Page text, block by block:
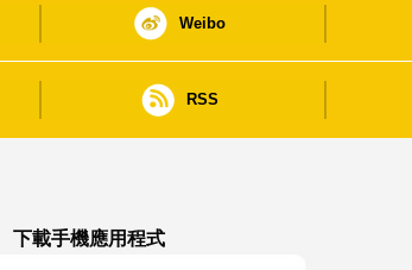
Weibo
RSS
下載手機應用程式